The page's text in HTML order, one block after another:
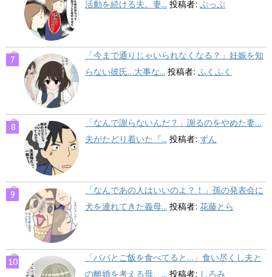
活動を続ける夫。妻... 投稿者: ぷっぷ
「今まで通りじゃいられなくなる？」妊娠を知
らない彼氏…大事な... 投稿者: ふくふく
「なんで謝らないんだ？」謝るのをやめた妻…
夫がたどり着いた『... 投稿者: ずん
「なんであの人はいいのよ？！」孫の発表会に
犬を連れてきた義母... 投稿者: 花藤とら
「パパとご飯を食べてると…」食い尽くし夫と
の離婚を考える母、... 投稿者: しろみ